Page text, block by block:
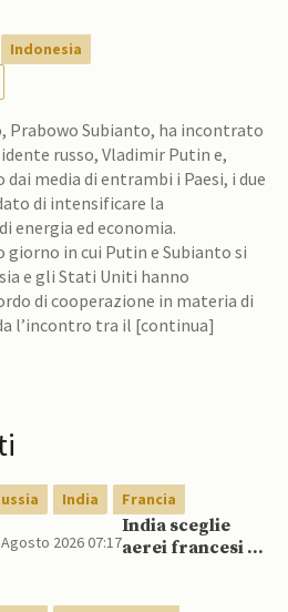
Indonesia
Prabowo Subianto, ha incontrato
russo, Vladimir Putin e,
media di entrambi i Paesi, i due
di intensificare la
energia ed economia.
in cui Putin e Subianto si
e gli Stati Uniti hanno
di cooperazione in materia di
difesa. Per quanto riguarda l’incontro tra il [continua]
India Francia
2026 07:17
India sceglie
aerei francesi e